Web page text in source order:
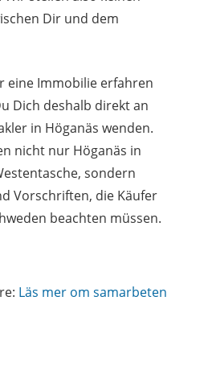
Dir und dem
eine Immobilie erfahren
Dich deshalb direkt an
in Höganäs wenden.
nicht nur Höganäs in
sondern
Vorschriften, die Käufer
beachten müssen.
Läs mer om samarbeten